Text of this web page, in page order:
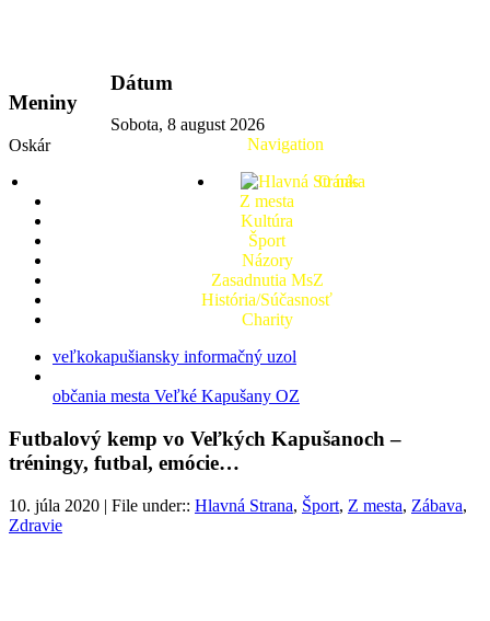
Meniny
Oskár
Dátum
Sobota, 8 august 2026
Navigation
O nás
Z mesta
Kultúra
Šport
Názory
Zasadnutia MsZ
História/Súčasnosť
Charity
veľkokapušiansky informačný uzol
občania mesta Veľké Kapušany OZ
Futbalový kemp vo Veľkých Kapušanoch –
tréningy, futbal, emócie…
10. júla 2020 | File under:: Hlavná Strana, Šport, Z mesta, Zábava,
Zdravie